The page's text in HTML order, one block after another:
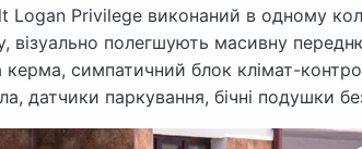
Logan Privilege виконаний в одному
візуально полегшують масивну
симпатичний блок клімат-
датчики паркування, бічні подушки